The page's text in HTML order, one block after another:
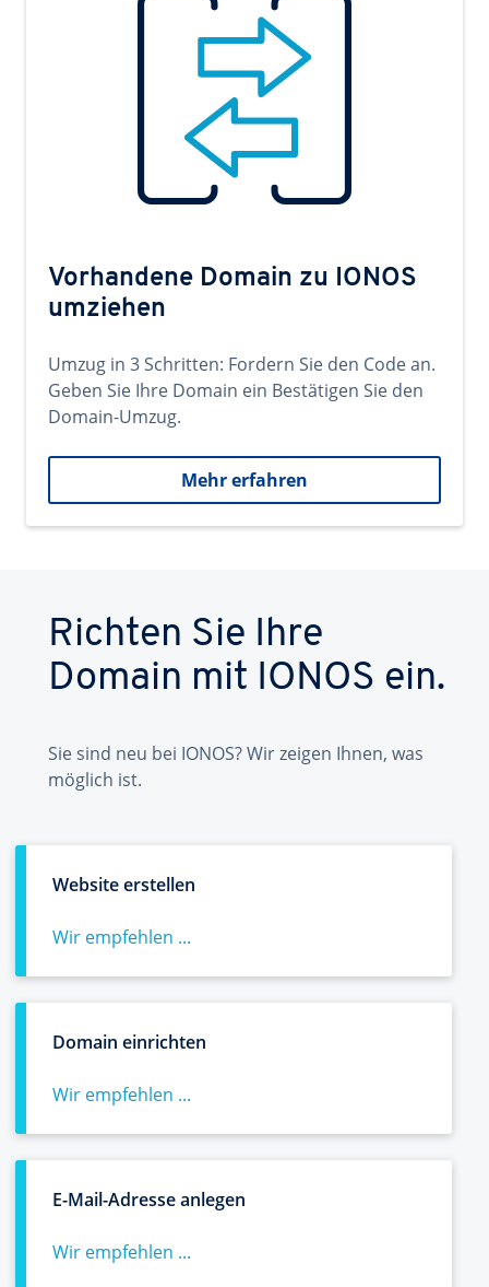
Vorhandene Domain zu IONOS
umziehen
Umzug in 3 Schritten: Fordern Sie den Code an.
Geben Sie Ihre Domain ein Bestätigen Sie den
Domain-Umzug.
Mehr erfahren
Richten Sie Ihre
Domain mit IONOS ein.
Sie sind neu bei IONOS? Wir zeigen Ihnen, was
möglich ist.
Website erstellen
Wir empfehlen ...
Domain einrichten
Wir empfehlen ...
E-Mail-Adresse anlegen
Wir empfehlen ...